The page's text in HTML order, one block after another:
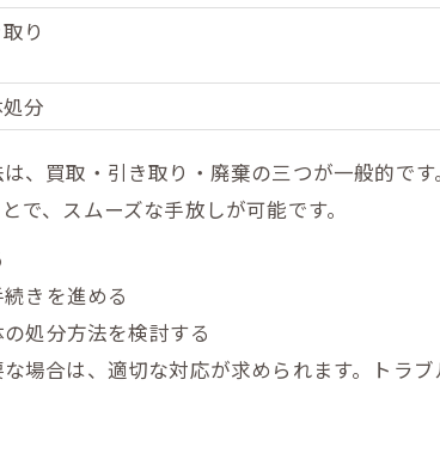
り
分
、買取・引き取り・廃棄の三つが一般的で
で、スムーズな手放しが可能です。
きを進める
処分方法を検討する
場合は、適切な対応が求められます。トラ